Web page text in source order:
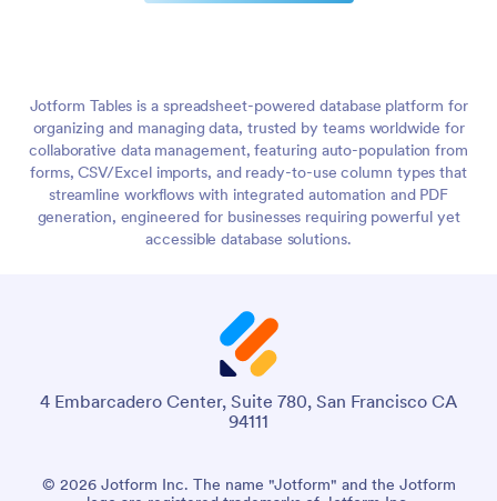
Jotform Tables is a spreadsheet-powered database platform for
organizing and managing data, trusted by teams worldwide for
collaborative data management, featuring auto-population from
forms, CSV/Excel imports, and ready-to-use column types that
streamline workflows with integrated automation and PDF
generation, engineered for businesses requiring powerful yet
accessible database solutions.
4 Embarcadero Center, Suite 780, San Francisco CA
94111
© 2026 Jotform Inc. The name "Jotform" and the Jotform